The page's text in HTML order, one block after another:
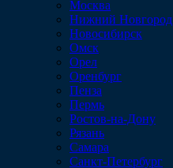
Москва
Нижний Новгород
Новосибирск
Омск
Орел
Оренбург
Пенза
Пермь
Ростов-на-Дону
Рязань
Самара
Санкт-Петербург